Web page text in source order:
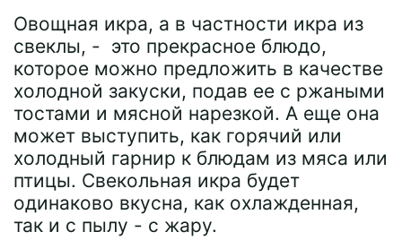
Овощная икра, а в частности икра из
свеклы, - это прекрасное блюдо,
которое можно предложить в качестве
холодной закуски, подав ее с ржаными
тостами и мясной нарезкой. А еще она
может выступить, как горячий или
холодный гарнир к блюдам из мяса или
птицы. Свекольная икра будет
одинаково вкусна, как охлажденная,
так и с пылу - с жару.